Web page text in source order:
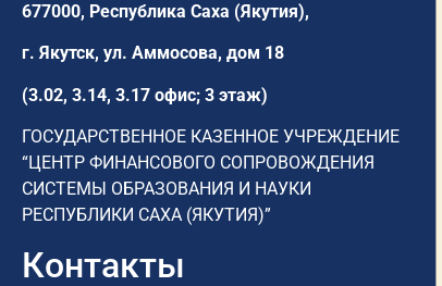
677000, Республика Саха (Якутия),
г. Якутск, ул. Аммосова, дом 18
(3.02, 3.14, 3.17 офис; 3 этаж)
ГОСУДАРСТВЕННОЕ КАЗЕННОЕ УЧРЕЖДЕНИЕ
“ЦЕНТР ФИНАНСОВОГО СОПРОВОЖДЕНИЯ
СИСТЕМЫ ОБРАЗОВАНИЯ И НАУКИ
РЕСПУБЛИКИ САХА (ЯКУТИЯ)”
Контакты